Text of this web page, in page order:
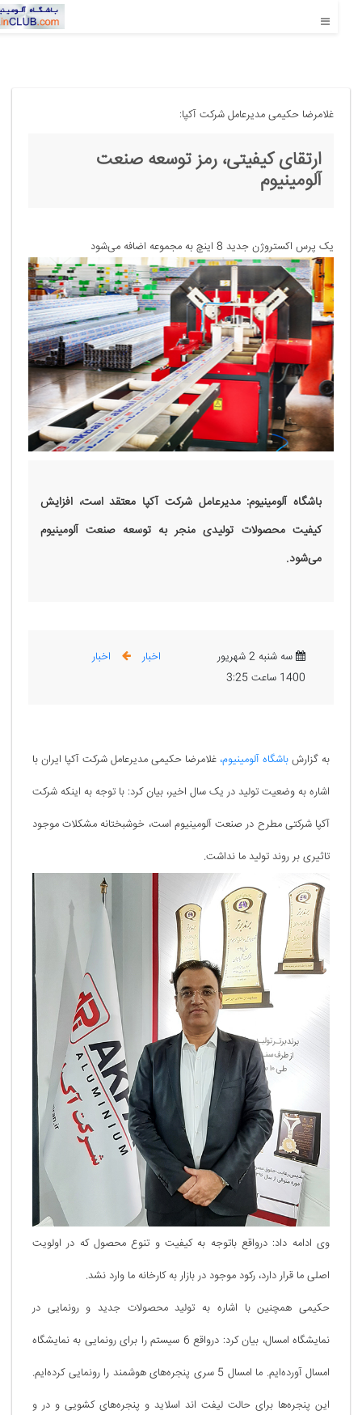
غلامرضا حکیمی مدیرعامل شرکت آکپا:
ارتقای کیفیتی، رمز توسعه صنعت
آلومینیوم
یک پرس اکستروژن جدید 8 اینچ به مجموعه اضافه می‌شود
باشگاه آلومینیوم: مدیرعامل شرکت آکپا معتقد است، افزایش
کیفیت محصولات تولیدی منجر به توسعه صنعت آلومینیوم
می‌شود.
سه شنبه 2 شهریور
1400 ساعت 3:25
اخبار اخبار
به گزارشباشگاه آلومینیوم،غلامرضا حکیمی مدیرعامل شرکت آکپا ایران با
اشاره به وضعیت تولید در یک سال اخیر، بیان کرد: با توجه به اینکه شرکت
آکپا شرکتی مطرح در صنعت آلومینیوم است، خوشبختانه مشکلات موجود
تاثیری بر روند تولید ما نداشت.
وی ادامه داد: درواقع باتوجه به کیفیت و تنوع محصول که در اولویت
اصلی ما قرار دارد، رکود موجود در بازار به کارخانه ما وارد نشد.
حکیمی همچنین با اشاره به تولید محصولات جدید و رونمایی در
نمایشگاه امسال، بیان کرد: درواقع 6 سیستم را برای رونمایی به نمایشگاه
امسال آورده‌ایم. ما امسال 5 سری پنجره‌های هوشمند را رونمایی کرده‌ایم.
این پنجره‌ها برای حالت لیفت اند اسلاید و پنجره‌های کشویی و در و